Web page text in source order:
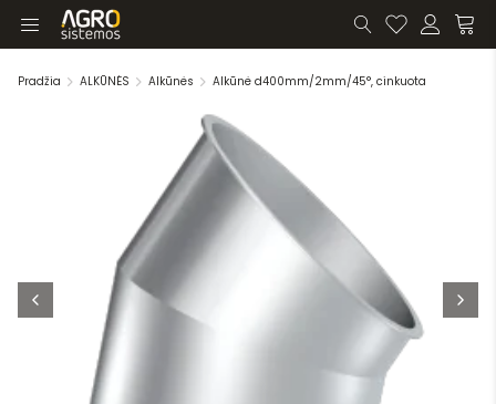
Pradžia ALKŪNĖS Alkūnės Alkūnė d400mm/2mm/45°, cinkuota